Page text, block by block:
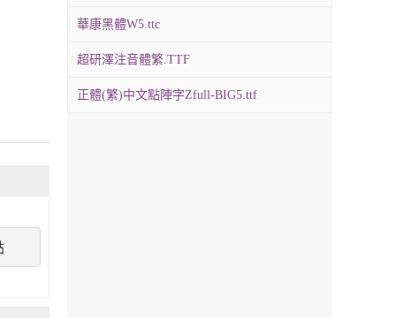
華康黑體W5.ttc
超研澤注音體繁.TTF
正體(繁)中文點陣字Zfull-BIG5.ttf